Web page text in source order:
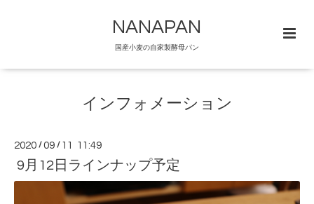
NANAPAN
国産小麦の自家製酵母パン
インフォメーション
2020 /09 / 11 11:49
9月12日ラインナップ予定